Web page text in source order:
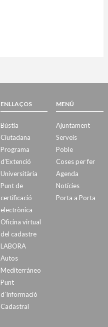
ENLLAÇOS
Bústia
Ciutadana
Programa
d’Extenció
Universitària
Punt de
certificació
electrònica
Oficina virtual
del cadastre
LABORA
Autos
Mediterráneo
Punt
d’Informació
Cadastral
MENÚ
Ajuntament
Serveis
Poble
Coses per fer
Agenda
Notícies
Porta a Porta